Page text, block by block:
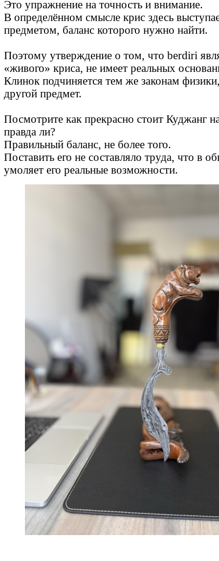
Это упражнение на точность и внимание.
В определённом смысле крис здесь
предметом, баланс которого нужно найти.
Поэтому утверждение о том, что berdiri
«живого» криса, не имеет реальных
Клинок подчиняется тем же законам
другой предмет.
Посмотрите как прекрасно стоит Куджанг
правда ли?
Правильный баланс, не более того.
Поставить его не составляло труда, что в
умоляет его реальные возможности.